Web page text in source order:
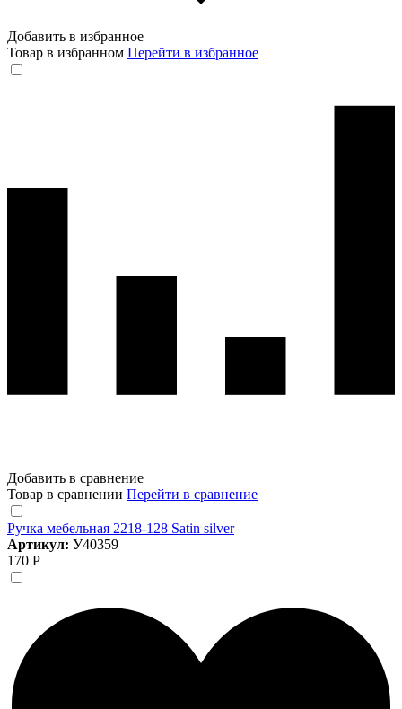
Добавить в избранное
Товар в избранном Перейти в избранное
Добавить в сравнение
Товар в сравнении Перейти в сравнение
Ручка мебельная 2218-128 Satin silver
Артикул: У40359
170 Р